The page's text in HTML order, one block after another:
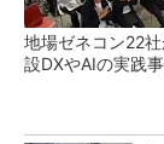
地場ゼネコン22
設DXやAIの実践